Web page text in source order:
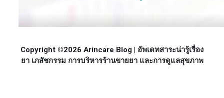
Copyright ©2026 Arincare Blog | อัพเดทสาระน่ารู้เรื่อง
ยา เภสัชกรรม การบริหารร้านขายยา และการดูแลสุขภาพ